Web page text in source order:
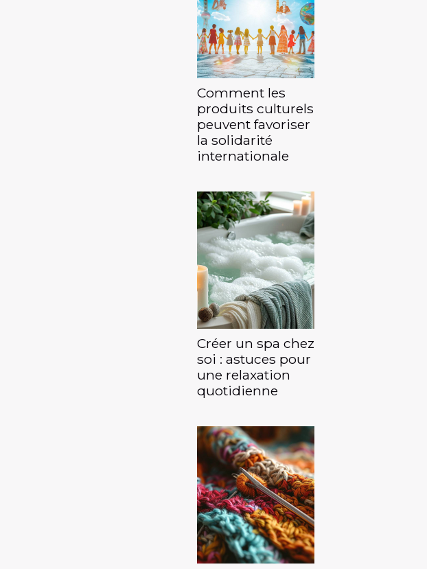
Comment les
produits culturels
peuvent favoriser
la solidarité
internationale
Créer un spa chez
soi : astuces pour
une relaxation
quotidienne